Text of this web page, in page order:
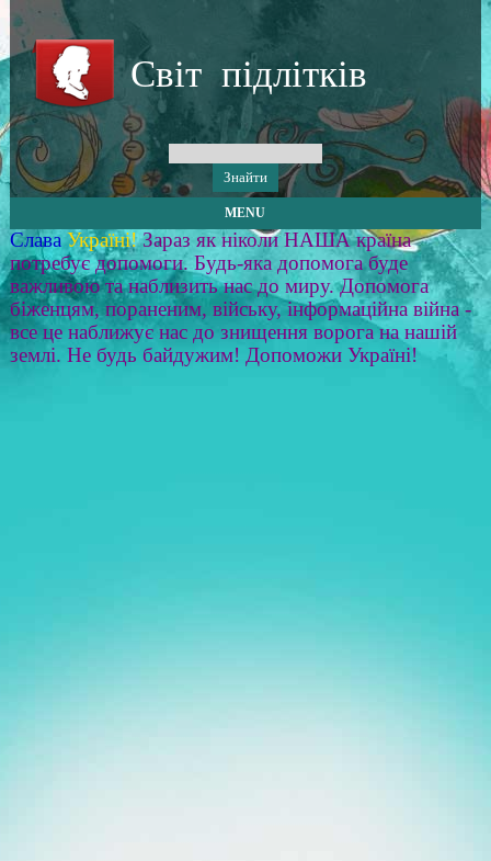
Світ підлітків
MENU
Слава Україні! Зараз як ніколи НАША країна
потребує допомоги. Будь-яка допомога буде
важливою та наблизить нас до миру. Допомога
біженцям, пораненим, війську, інформаційна війна -
все це наближує нас до знищення ворога на нашій
землі. Не будь байдужим! Допоможи Україні!